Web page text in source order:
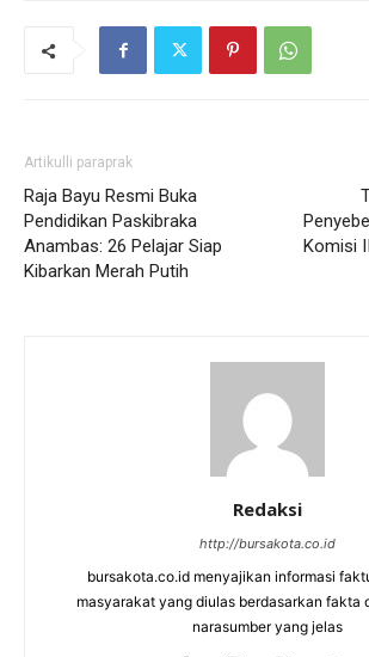
Artikulli paraprak
Raja Bayu Resmi Buka
Pendidikan Paskibraka
Anambas: 26 Pelajar Siap
Kibarkan Merah Putih
Komisi
Redaksi
http://bursakota.co.id
bursakota.co.id menyajikan informasi
masyarakat yang diulas berdasarkan fakta
narasumber yang jelas